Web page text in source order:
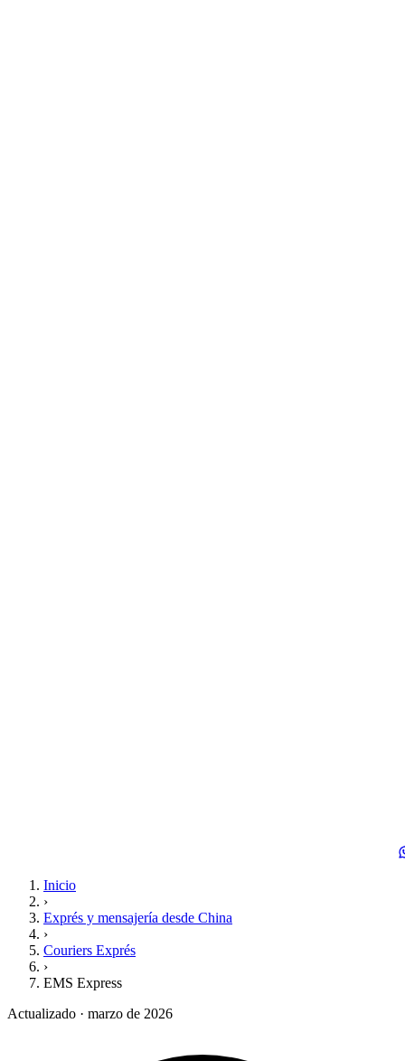
Inicio
›
Exprés y mensajería desde China
›
Couriers Exprés
›
EMS Express
Actualizado · marzo de 2026